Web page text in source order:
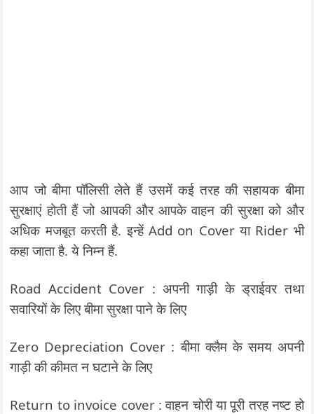
आप जो बीमा पॉलिसी लेते हैं उसमें कई तरह की सहायक बीमा
सुरक्षाएं होती हैं जो आपकी और आपके वाहन की सुरक्षा को और
अधिक मजबूत करती है. इन्हें Add on Cover या Rider भी
कहा जाता है. ये निम्न हैं.
Road Accident Cover : अपनी गाड़ी के ड्राईवर तथा
सवारियों के लिए बीमा सुरक्षा पाने के लिए
Zero Depreciation Cover : बीमा क्लैम के समय अपनी
गाड़ी की कीमत न घटाने के लिए
Return to invoice cover : वाहन चोरी या पूरी तरह नष्ट हो